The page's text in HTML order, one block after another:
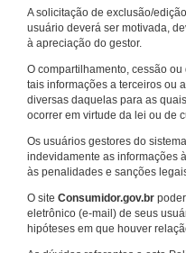
A solicitação de exclusão/
usuário deverá ser motivada,
à apreciação do gestor.
O compartilhamento, cessão
tais informações a terceiros ou
diversas daquelas para as
ocorrer em virtude da lei ou de
Os usuários gestores do
indevidamente as informações
às penalidades e sanções
O site Consumidor.gov.br
eletrônico (e-mail) de seus
hipóteses em que houver